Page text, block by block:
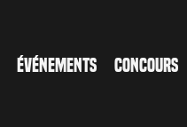
ÉVÉNEMENTS CONCOURS